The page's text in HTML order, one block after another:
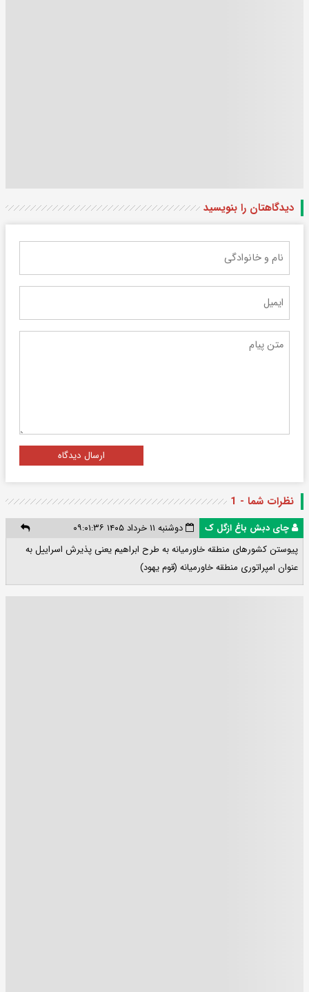
دیدگاهتان را بنویسید
ارسال دیدگاه
نظرات شما - 1
چای دبش باغ ازگل ک
دوشنبه ۱۱ خرداد ۱۴۰۵ ۰۹:۰۱:۳۶
پیوستن کشورهای منطقه خاورمیانه به طرح ابراهیم یعنی پذیرش اسراییل به
عنوان امپراتوری منطقه خاورمیانه (قوم یهود)